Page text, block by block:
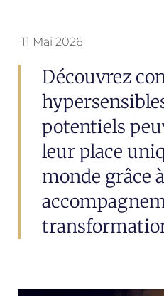
11 Mai 2026
Découvrez
potentiels
leur place
monde grâce